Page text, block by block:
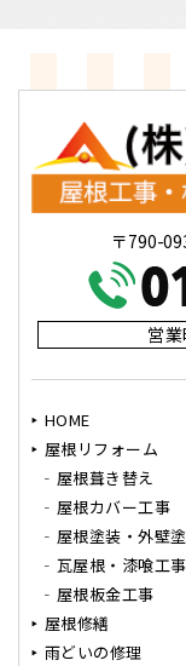
〒790-
営
HOME
屋根リフォーム
屋根葺き替え
屋根カバー工事
屋根塗装・外壁
瓦屋根・漆喰工事
屋根板金工事
屋根修繕
雨どいの修理